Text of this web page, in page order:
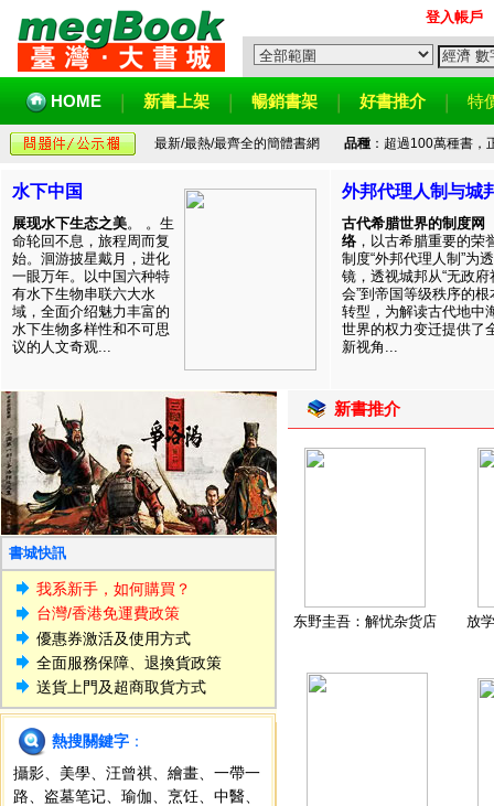
登入帳戶
HOME 新書上架 暢銷書架 好書推介 特
最新/最熱/最齊全的簡體書網 品種：超過100萬種書，
水下中国
展现水下生态之美。 。生
命轮回不息，旅程周而复
始。洄游披星戴月，进化
一眼万年。以中国六种特
有水下生物串联六大水
域，全面介绍魅力丰富的
水下生物多样性和不可思
议的人文奇观...
外邦代理人制与城
古代希腊世界的制度网
络 ，以古希腊重要的荣
制度“外邦代理人制”为透
镜，透视城邦从“无政府
会”到帝国等级秩序的根
转型，为解读古代地中
世界的权力变迁提供了
新视角...
書城快訊
我系新手，如何購買？
台灣/香港免運費政策
優惠券激活及使用方式
全面服務保障、退換貨政策
送貨上門及超商取貨方式
熱搜關鍵字 ：
攝影
美學 汪曾祺 繪畫
一帶一
路
盗墓笔记 瑜伽 烹饪 中醫
新書推介
东野圭吾：解忧杂货店 放